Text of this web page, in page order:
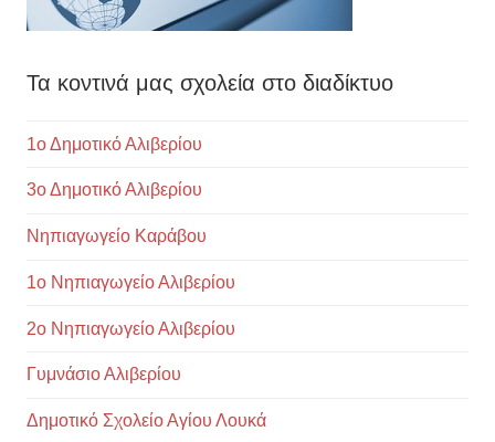
Τα κοντινά μας σχολεία στο διαδίκτυο
1ο Δημοτικό Αλιβερίου
3ο Δημοτικό Αλιβερίου
Νηπιαγωγείο Καράβου
1ο Νηπιαγωγείο Αλιβερίου
2ο Νηπιαγωγείο Αλιβερίου
Γυμνάσιο Αλιβερίου
Δημοτικό Σχολείο Αγίου Λουκά